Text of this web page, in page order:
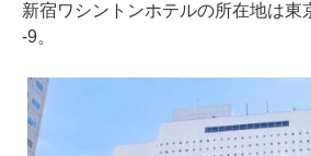
新宿ワシントンホテルの所在地は東
-9。